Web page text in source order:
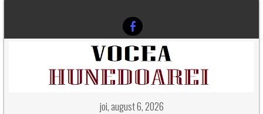
joi, august 6, 2026